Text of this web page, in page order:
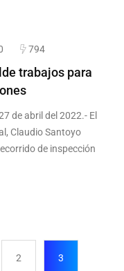
794
trabajos para
de abril del 2022.- El
Claudio Santoyo
de inspección
2 3